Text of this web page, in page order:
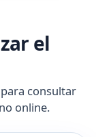
el
consultar
online.